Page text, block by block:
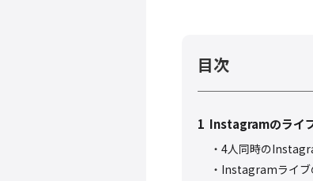
目次
1 Instagramのライ
4人同時の
Instagramライブ